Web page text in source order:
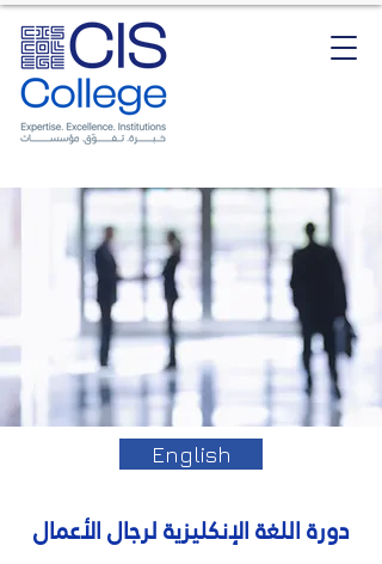
English
دورة اللغة الإنكليزية لرجال الأعمال